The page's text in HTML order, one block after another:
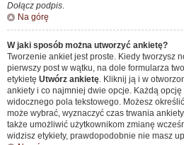
Dołącz podpis.
Na górę
W jaki sposób można utworzyć ankietę?
Tworzenie ankiet jest proste. Kiedy tworzysz
pierwszy post w wątku, na dole formularza
etykietę Utwórz ankietę. Kliknij ją i w
ankiety i co najmniej dwie opcje. Każdą
widocznego pola tekstowego. Możesz
może wybrać, wyznaczyć czas trwania
także umożliwić użytkownikom zmianę
widzisz etykiety, prawdopodobnie nie masz